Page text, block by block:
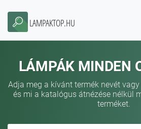
LAMPAKTOP.HU
LÁMPÁK MINDEN
Adja meg a kívánt termék nevét
és mi a katalógus átnézése nélkül
terméket.